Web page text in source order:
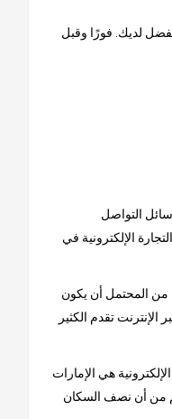
لديك. فورًا وقبل
التواصل
يتصدر الفيس بوكا الصدارة. بحلول عام 2021 ، من المتوقع أن تتضاعف التجارة الإلكترونية في
من المحتمل أن يكون
تقدم الكثير
هي الإمارات
من أن نصف السكان